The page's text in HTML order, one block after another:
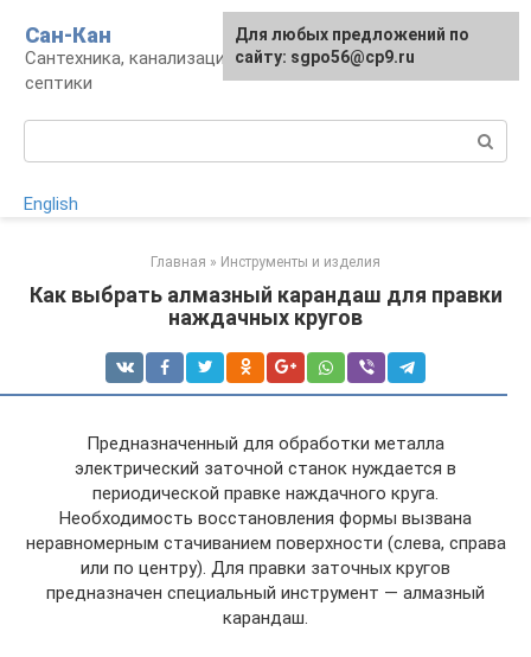
контенту
Сан-Кан
Сантехника, канализация, водопровод,
септики
English
Главная » Инструменты и изделия
Как выбрать алмазный карандаш для правки
наждачных кругов
Предназначенный для обработки металла
электрический заточной станок нуждается в
периодической правке наждачного круга.
Необходимость восстановления формы вызвана
неравномерным стачиванием поверхности (слева, справа
или по центру). Для правки заточных кругов
предназначен специальный инструмент — алмазный
карандаш.
Для любых предложений по
сайту: sgpo56@cp9.ru